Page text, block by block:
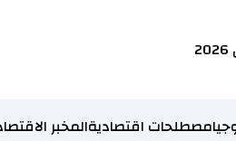
مصطلحات اقتصاديةالمخبر